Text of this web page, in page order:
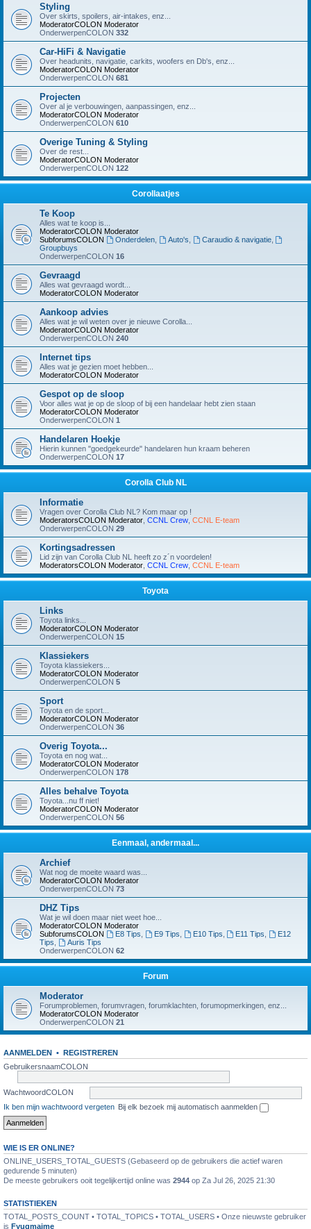
Styling
Over skirts, spoilers, air-intakes, enz...
ModeratorCOLON Moderator
OnderwerpenCOLON 332
Car-HiFi & Navigatie
Over headunits, navigatie, carkits, woofers en Db's, enz...
ModeratorCOLON Moderator
OnderwerpenCOLON 681
Projecten
Over al je verbouwingen, aanpassingen, enz...
ModeratorCOLON Moderator
OnderwerpenCOLON 610
Overige Tuning & Styling
Over de rest...
ModeratorCOLON Moderator
OnderwerpenCOLON 122
Corollaatjes
Te Koop
Alles wat te koop is...
ModeratorCOLON Moderator
SubforumsCOLON
Onderdelen, Auto's Caraudio & navigatie,
Groupbuys
OnderwerpenCOLON 16
Gevraagd
Alles wat gevraagd wordt...
ModeratorCOLON Moderator
Aankoop advies
Alles wat je wil weten over je nieuwe Corolla...
ModeratorCOLON Moderator
OnderwerpenCOLON 240
Internet tips
Alles wat je gezien moet hebben...
ModeratorCOLON Moderator
Gespot op de sloop
Voor alles wat je op de sloop of bij een handelaar hebt zien staan
ModeratorCOLON Moderator
OnderwerpenCOLON 1
Handelaren Hoekje
Hierin kunnen "goedgekeurde" handelaren hun kraam beheren
OnderwerpenCOLON 17
Corolla Club NL
Informatie
Vragen over Corolla Club NL? Kom maar op !
ModeratorsCOLON Moderator CCNL Crew CCNL E-team
OnderwerpenCOLON 29
Kortingsadressen
Lid zijn van Corolla Club NL heeft zo z´n voordelen!
ModeratorsCOLON Moderator CCNL Crew CCNL E-team
Toyota
Links
Toyota links...
ModeratorCOLON Moderator
OnderwerpenCOLON 15
Klassiekers
Toyota klassiekers...
ModeratorCOLON Moderator
OnderwerpenCOLON 5
Sport
Toyota en de sport...
ModeratorCOLON Moderator
OnderwerpenCOLON 36
Overig Toyota...
Toyota en nog wat...
ModeratorCOLON Moderator
OnderwerpenCOLON 178
Alles behalve Toyota
Toyota...nu ff niet!
ModeratorCOLON Moderator
OnderwerpenCOLON 56
Eenmaal, andermaal...
Archief
Wat nog de moeite waard was...
ModeratorCOLON Moderator
OnderwerpenCOLON 73
DHZ Tips
Wat je wil doen maar niet weet hoe...
ModeratorCOLON Moderator
SubforumsCOLON
E8 Tips E9 Tips E10 Tips E11 Tips
E12
Tips
Auris Tips
OnderwerpenCOLON 62
Forum
Moderator
Forumproblemen, forumvragen, forumklachten, forumopmerkingen, enz...
ModeratorCOLON Moderator
OnderwerpenCOLON 21
AANMELDEN • REGISTREREN
GebruikersnaamCOLON
WachtwoordCOLON
Ik ben mijn wachtwoord vergeten Bij elk bezoek mij automatisch aanmelden
WIE IS ER ONLINE?
ONLINE_USERS_TOTAL_GUESTS (Gebaseerd op de gebruikers die actief waren
gedurende 5 minuten)
De meeste gebruikers ooit tegelijkertijd online was 2944 op Za Jul 26, 2025 21:30
STATISTIEKEN
TOTAL_POSTS_COUNT • TOTAL_TOPICS • TOTAL_USERS • Onze nieuwste gebruiker
is Fyugmaime